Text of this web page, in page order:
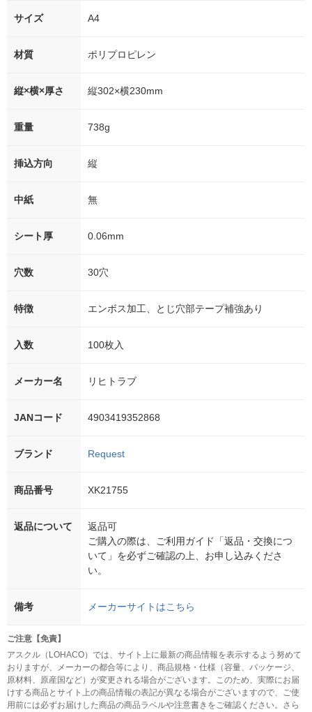
サイズ A4
材質 ポリプロピレン
縦×横×厚さ 縦302×横230mm
重量 738g
挿込方向 縦
中紙 無
シート厚 0.06mm
穴数 30穴
特徴 エンボス加工、とじ穴部テープ補強あり
入数 100枚入
メーカー名 リヒトラブ
JANコード 4903419352868
ブランド Request
商品番号 XK21755
返品について
返品可
ご購入の際は、ご利用ガイド「返品・交換につ
いて」を必ずご確認の上、お申し込みくださ
い。
備考 メーカーサイトはこちら
ご注意【免責】
アスクル（LOHACO）では、サイト上に最新の商品情報を表示するよう努めて
おりますが、メーカーの都合等により、商品規格・仕様（容量、パッケージ、
原材料、原産国など）が変更される場合がございます。このため、実際にお届
けする商品とサイト上の商品情報の表記が異なる場合がございますので、ご使
用前には必ずお届けした商品の商品ラベルや注意書きをご確認ください。さら